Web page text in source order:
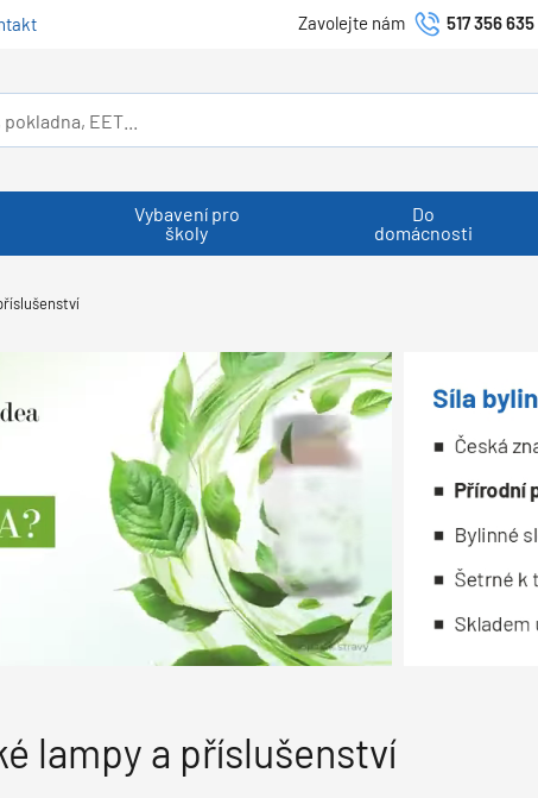
Zavolejte nám 517 356 635
Vybavení pro
školy
Do
domácnosti
lampy a příslušenství